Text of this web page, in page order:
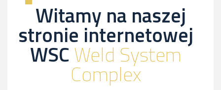
Witamy na naszej
stronie internetowej
WSCWeld System
Complex